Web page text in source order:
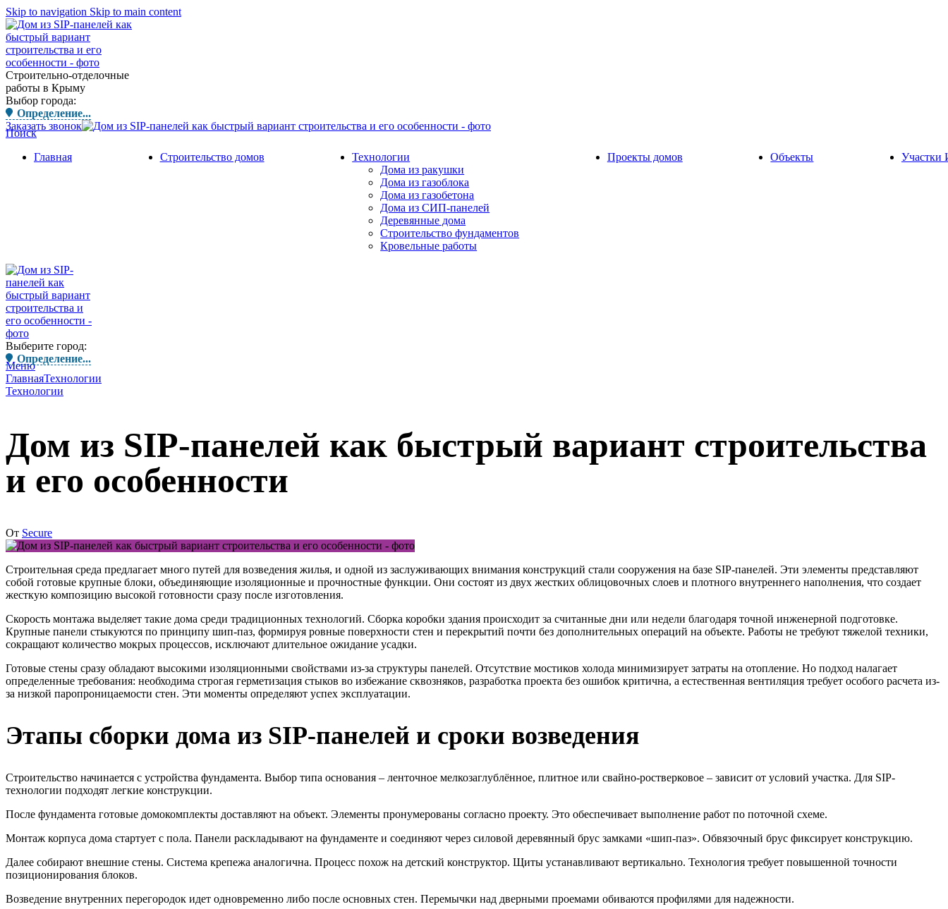
Skip to navigation Skip to main content
Строительно-отделочные
работы в Крыму
Выбор города:
Определение...
Заказать звонок
Поиск
Главная
Строительство домов
Технологии
Дома из ракушки
Дома из газоблока
Дома из газобетона
Дома из СИП-панелей
Деревянные дома
Строительство фундаментов
Кровельные работы
Проекты домов Объекты
Выберите город:
Определение...
Меню
ГлавнаяТехнологии
Технологии
Дом из SIP-панелей как быстрый вариант строительства
и его особенности
От Secure
Строительная среда предлагает много путей для возведения жилья, и одной из заслуживающих внимания конструкций стали сооружения на базе SIP-панелей. Эти элементы представляют
собой готовые крупные блоки, объединяющие изоляционные и прочностные функции. Они состоят из двух жестких облицовочных слоев и плотного внутреннего наполнения, что создает
жесткую композицию высокой готовности сразу после изготовления.
Скорость монтажа выделяет такие дома среди традиционных технологий. Сборка коробки здания происходит за считанные дни или недели благодаря точной инженерной подготовке.
Крупные панели стыкуются по принципу шип-паз, формируя ровные поверхности стен и перекрытий почти без дополнительных операций на объекте. Работы не требуют тяжелой техники,
сокращают количество мокрых процессов, исключают длительное ожидание усадки.
Готовые стены сразу обладают высокими изоляционными свойствами из-за структуры панелей. Отсутствие мостиков холода минимизирует затраты на отопление. Но подход налагает
определенные требования: необходима строгая герметизация стыков во избежание сквозняков, разработка проекта без ошибок критична, а естественная вентиляция требует особого расчета из-
за низкой паропроницаемости стен. Эти моменты определяют успех эксплуатации.
Этапы сборки дома из SIP-панелей и сроки возведения
Строительство начинается с устройства фундамента. Выбор типа основания – ленточное мелкозаглублённое, плитное или свайно-ростверковое – зависит от условий участка. Для SIP-
технологии подходят легкие конструкции.
После фундамента готовые домокомплекты доставляют на объект. Элементы пронумерованы согласно проекту. Это обеспечивает выполнение работ по поточной схеме.
Монтаж корпуса дома стартует с пола. Панели раскладывают на фундаменте и соединяют через силовой деревянный брус замками «шип-паз». Обвязочный брус фиксирует конструкцию.
Далее собирают внешние стены. Система крепежа аналогична. Процесс похож на детский конструктор. Щиты устанавливают вертикально. Технология требует повышенной точности
позиционирования блоков.
Возведение внутренних перегородок идет одновременно либо после основных стен. Перемычки над дверными проемами обиваются профилями для надежности.